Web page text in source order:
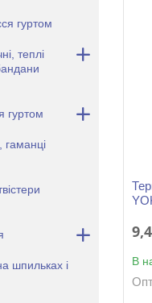
В
гуртом
теплі
гуртом
гаманці
шпильках і